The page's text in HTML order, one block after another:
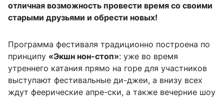
отличная возможность провести время со своими
старыми друзьями и обрести новых!
Программа фестиваля традиционно построена по
принципу «Экшн нон-стоп»: уже во время
утреннего катания прямо на горе для участников
выступают фестивальные ди-джеи, а внизу всех
ждут феерические апре-ски, а также вечерние шоу